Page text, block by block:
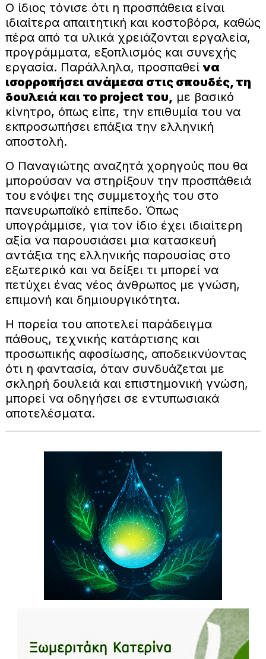
Ο ίδιος τόνισε ότι η προσπάθεια είναι
ιδιαίτερα απαιτητική και κοστοβόρα, καθώς
πέρα από τα υλικά χρειάζονται εργαλεία,
προγράμματα, εξοπλισμός και συνεχής
εργασία. Παράλληλα, προσπαθεί να
ισορροπήσει ανάμεσα στις σπουδές, τη
δουλειά και το project του, με βασικό
κίνητρο, όπως είπε, την επιθυμία του να
εκπροσωπήσει επάξια την ελληνική
αποστολή.
Ο Παναγιώτης αναζητά χορηγούς που θα
μπορούσαν να στηρίξουν την προσπάθειά
του ενόψει της συμμετοχής του στο
πανευρωπαϊκό επίπεδο. Όπως
υπογράμμισε, για τον ίδιο έχει ιδιαίτερη
αξία να παρουσιάσει μια κατασκευή
αντάξια της ελληνικής παρουσίας στο
εξωτερικό και να δείξει τι μπορεί να
πετύχει ένας νέος άνθρωπος με γνώση,
επιμονή και δημιουργικότητα.
Η πορεία του αποτελεί παράδειγμα
πάθους, τεχνικής κατάρτισης και
προσωπικής αφοσίωσης, αποδεικνύοντας
ότι η φαντασία, όταν συνδυάζεται με
σκληρή δουλειά και επιστημονική γνώση,
μπορεί να οδηγήσει σε εντυπωσιακά
αποτελέσματα.